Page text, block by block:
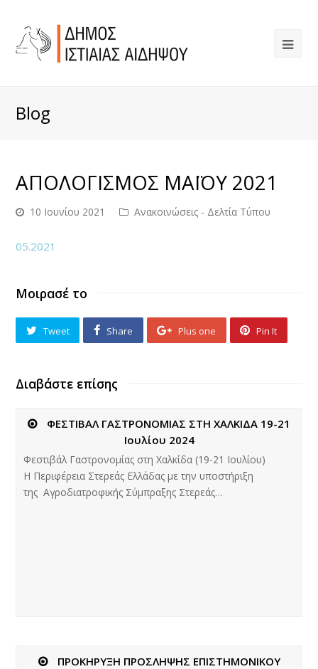
Blog
ΑΠΟΛΟΓΙΣΜΟΣ ΜΑΪΟΥ 2021
10 Ιουνίου 2021 Ανακοινώσεις - Δελτία Τύπου
05.2021
Μοιρασέ το
Tweet Share Plus one Pin It
Διαβάστε επίσης
ΦΕΣΤΙΒΑΛ ΓΑΣΤΡΟΝΟΜΙΑΣ ΣΤΗ ΧΑΛΚΙΔΑ 19-21
Ιουλίου 2024
Φεστιβάλ Γαστρονομίας στη Χαλκίδα (19-21 Ιουλίου)
H Περιφέρεια Στερεάς Ελλάδας με την υποστήριξη
της Αγροδιατροφικής Σύμπραξης Στερεάς…
ΠΡΟΚΗΡΥΞΗ ΠΡΟΣΛΗΨΗΣ ΕΠΙΣΤΗΜΟΝΙΚΟΥ